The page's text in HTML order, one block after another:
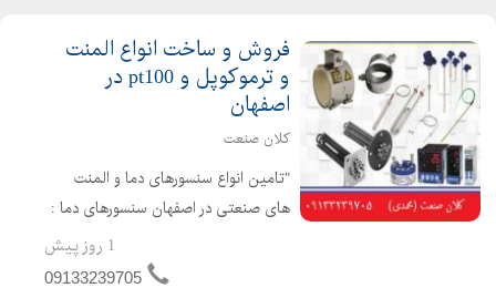
فروش و ساخت انواع المنت
و ترموکوپل و pt100 در
اصفهان
کلان صنعت
"تامین انواع سنسورهای دما و المنت
های صنعتی در اصفهان سنسورهای دما :
ترموکوبل ، سنسوردمای مقاومتی
(pt100,pt1000,ni100,...) و ترموول ها و.....
1 روز پیش
09133239705